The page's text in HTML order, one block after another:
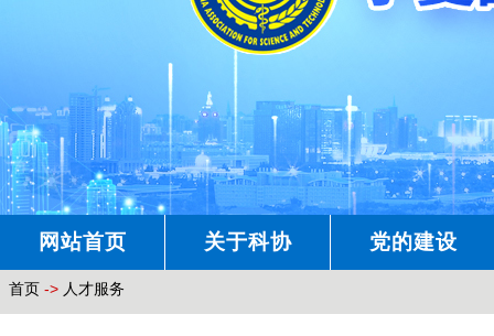
网站首页 关于科协 党的建设
首页 -> 人才服务